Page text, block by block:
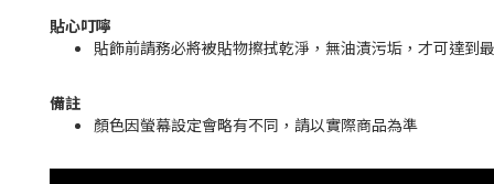
貼心叮嚀
貼飾前請務必將被貼物擦拭乾淨，無油漬污垢，才可達到
備註
顏色因螢幕設定會略有不同，請以實際商品為準